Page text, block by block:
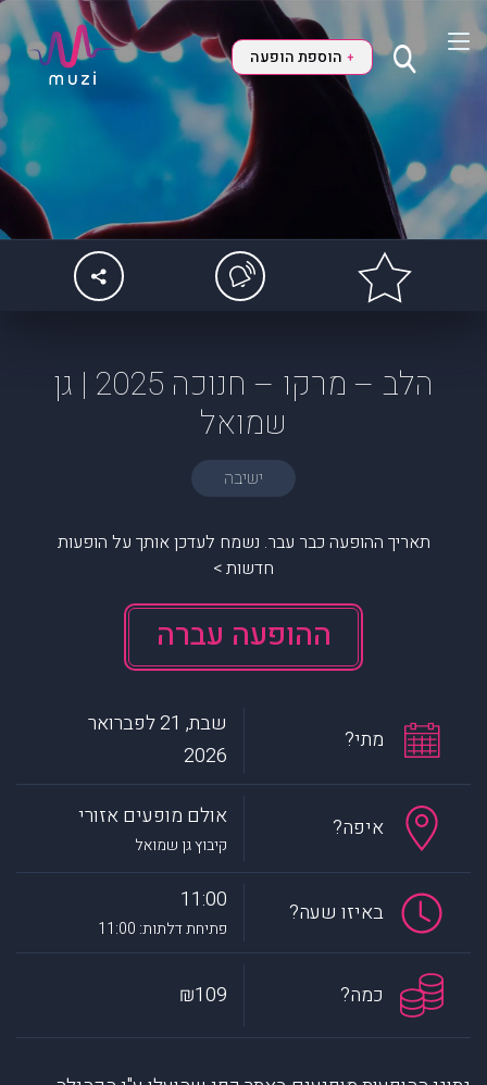
+ הוספת הופעה
הלב – מרקו – חנוכה 2025 | גן
שמואל
ישיבה
תאריך ההופעה כבר עבר. נשמח לעדכן אותך על הופעות
חדשות >
ההופעה עברה
מתי?
שבת, 21 לפברואר
2026
איפה? אולם מופעים אזורי
קיבוץ גן שמואל
באיזו שעה? 11:00
פתיחת דלתות: 11:00
כמה? ₪109